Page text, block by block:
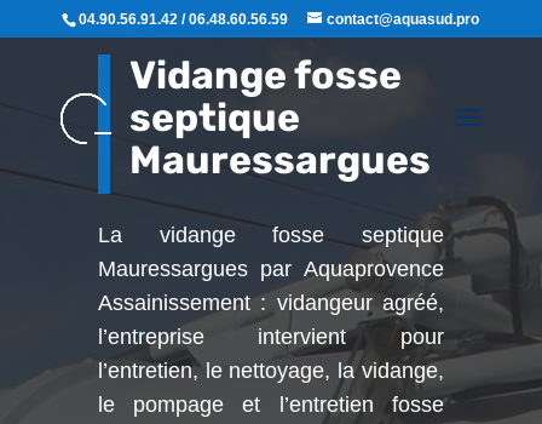
04.90.56.91.42 / 06.48.60.56.59 contact@aquasud.pro
Vidange fosse
septique
Mauressargues
La vidange fosse septique
Mauressargues par Aquaprovence
Assainissement : vidangeur agréé,
l’entreprise intervient pour
l’entretien, le nettoyage, la vidange,
le pompage et l’entretien fosse